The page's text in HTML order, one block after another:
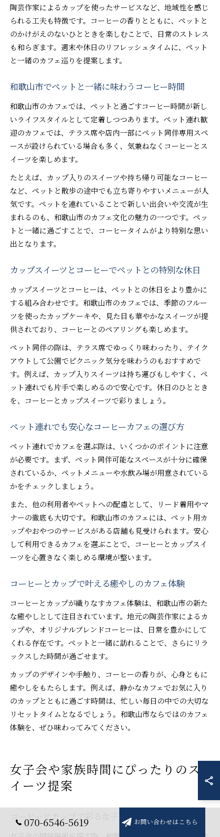
陶芸作家によるカップを使ったサービスなど、地域性を感じ
られる工夫も特徴です。コーヒーの香りとともに、ペットと
のかけがえのないひとときを楽しむことで、日常のストレス
も和らぎます。週末や休日のリフレッシュタイムに、ペット
と一緒のカフェ巡りを提案します。
和歌山市でペットと一緒に味わうコーヒー時間
和歌山市のカフェでは、ペットと過ごすコーヒー時間が新し
いライフスタイルとして定着しつつあります。ペット連れ歓
迎のカフェでは、テラス席や店内一部にペット同伴専用スペ
ースが設けられている場合も多く、気兼ねなくコーヒーとス
イーツを楽しめます。
たとえば、カップ入りのスイーツや持ち帰り可能なコーヒー
など、ペットと散歩の途中でも立ち寄りやすいメニューが人
気です。ペットを連れていることで新しい出会いや交流が生
まれるのも、和歌山市のカフェ文化の魅力の一つです。ペッ
トと一緒に過ごすことで、コーヒータイムがより特別な思い
出となります。
カップスイーツとコーヒーでペットとの特別な休日
カップスイーツとコーヒーは、ペットとの休日をより豊かに
する組み合わせです。和歌山市のカフェでは、季節のフルー
ツを使ったカップケーキや、見た目も華やかなスイーツが提
供されており、コーヒーとのペアリングも楽しめます。
ペット同伴の際は、テラス席でゆっくり味わったり、テイク
アウトして公園でピクニック気分を味わうのもおすすめで
す。例えば、カップ入りスイーツは持ち運びもしやすく、ペ
ット連れでも片手で楽しめるので安心です。休日のひととき
を、コーヒーとカップスイーツで彩りましょう。
ペット連れでも安心なコーヒーカフェの選び方
ペット連れでカフェを選ぶ際は、いくつかのポイントに注意
が必要です。まず、ペット同伴可能なスペースが十分に確保
されているか、ペットメニューや水飲み場が用意されている
かをチェックしましょう。
また、他の利用者やペットへの配慮として、リード着用やマ
ナーの徹底も大切です。和歌山市のカフェには、ペット用カ
ップやおやつのサービスがある店舗も見受けられます。安心
して利用できるカフェを選ぶことで、コーヒーとカップスイ
ーツを心置きなく楽しめる環境が整います。
コーヒーとカップで叶える癒やしのカフェ体験
コーヒーとカップが織りなすカフェ体験は、和歌山市の新た
な癒やしとして注目されています。地元の陶芸作家によるカ
ップや、オリジナルブレンドコーヒーは、日常を豊かにして
くれる存在です。ペットと一緒に訪れることで、さらにリラ
ックスした時間が過ごせます。
カップのデザインや手触り、コーヒーの香りが、心身ともに
癒やしをもたらします。例えば、静かなカフェでお気に入り
のカップとともに過ごす時間は、忙しい毎日の中での大切な
リセットタイムとなるでしょう。和歌山市ならではのカフェ
体験を、ぜひ味わってみてください。
女子会や家族時間にぴったりのス
イーツ提案
コーヒーとカップで彩る女子会向けスイーツ特集
070-6546-5619 お問い合わせはこちら